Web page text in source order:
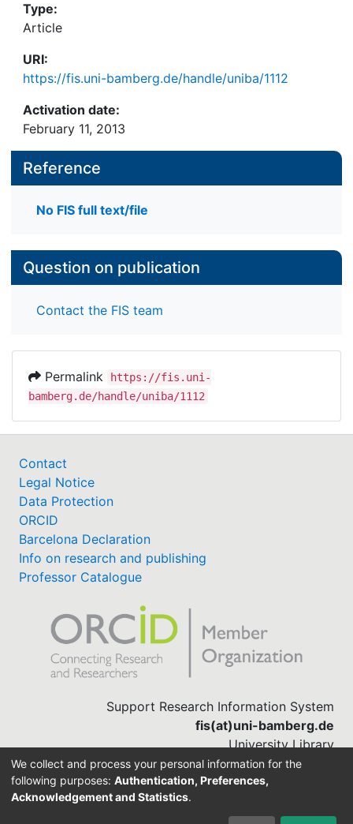
Type:
Article
URI:
https://fis.uni-bamberg.de/handle/uniba/1112
Activation date:
February 11, 2013
Reference
No FIS full text/file
Question on publication
Contact the FIS team
Permalink
https://fis.uni-
bamberg.de/handle/uniba/1112
Contact
Legal Notice
Data Protection
ORCID
Barcelona Declaration
Info on research and publishing
Professor Catalogue
Support Research Information System
fis(at)uni-bamberg.de
University Library
(0951) 863-1568
We collect and process your personal information for the
following purposes: Authentication, Preferences,
Acknowledgement and Statistics.